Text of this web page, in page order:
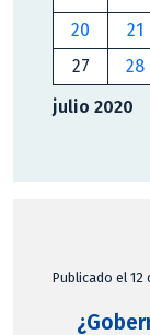
julio 2020
20
21
27
28
Publicado el 12